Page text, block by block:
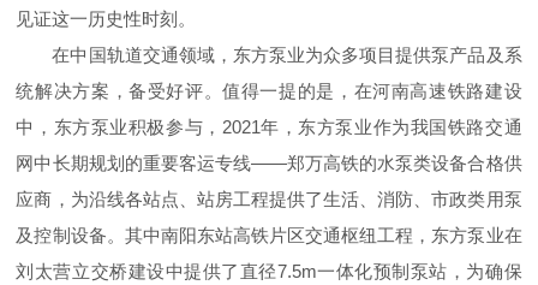
见证这一历史性时刻。
在中国轨道交通领域，东方泵业为众多项目提供泵产品及系
统解决方案，备受好评。值得一提的是，在河南高速铁路建设
中，东方泵业积极参与，2021年，东方泵业作为我国铁路交通
网中长期规划的重要客运专线——郑万高铁的水泵类设备合格供
应商，为沿线各站点、站房工程提供了生活、消防、市政类用泵
及控制设备。其中南阳东站高铁片区交通枢纽工程，东方泵业在
刘太营立交桥建设中提供了直径7.5m一体化预制泵站，为确保